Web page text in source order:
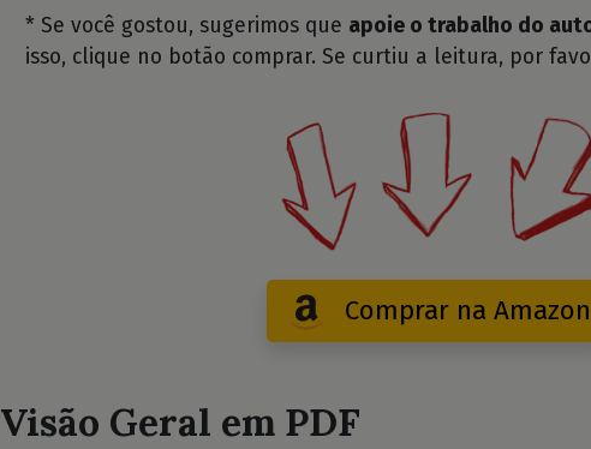
* Se você gostou, sugerimos que apoie o trabalho do
isso, clique no botão comprar. Se curtiu a leitura, por
Comprar na Amazon
Visão Geral em PDF